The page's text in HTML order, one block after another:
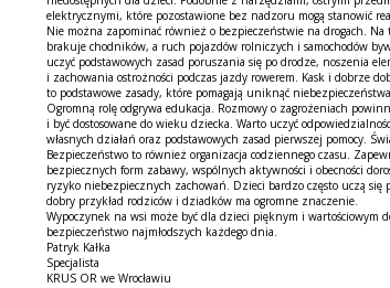
elektrycznymi, które pozostawione bez nadzoru mogą stanowić
Nie można zapominać również o bezpieczeństwie na drogach. Na
brakuje chodników, a ruch pojazdów rolniczych i samochodów
uczyć podstawowych zasad poruszania się po drodze, noszenia
i zachowania ostrożności podczas jazdy rowerem. Kask i dobrze
to podstawowe zasady, które pomagają uniknąć
Ogromną rolę odgrywa edukacja. Rozmowy o zagrożeniach
i być dostosowane do wieku dziecka. Warto uczyć
własnych działań oraz podstawowych zasad pierwszej pomocy.
Bezpieczeństwo to również organizacja codziennego czasu.
bezpiecznych form zabawy, wspólnych aktywności i obecności
ryzyko niebezpiecznych zachowań. Dzieci bardzo często uczą się
dobry przykład rodziców i dziadków ma ogromne znaczenie.
Wypoczynek na wsi może być dla dzieci pięknym i wartościowym
bezpieczeństwo najmłodszych każdego dnia.
Patryk Kałka
Specjalista
KRUS OR we Wrocławiu